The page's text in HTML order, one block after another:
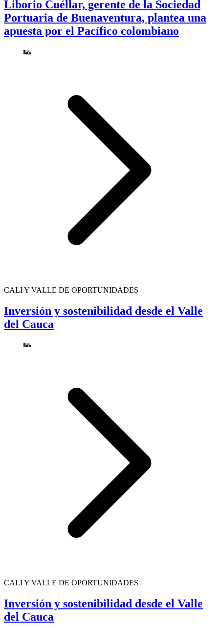
Liborio Cuéllar, gerente de la Sociedad
Portuaria de Buenaventura, plantea una
apuesta por el Pacífico colombiano
CALI Y VALLE DE OPORTUNIDADES
Inversión y sostenibilidad desde el Valle
del Cauca
CALI Y VALLE DE OPORTUNIDADES
Inversión y sostenibilidad desde el Valle
del Cauca